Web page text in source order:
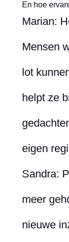
En hoe
Marian:
Mensen
lot
helpt ze
eigen
Sandra:
meer
nieuwe